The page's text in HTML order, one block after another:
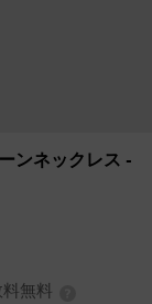
ンネックレス -
無料